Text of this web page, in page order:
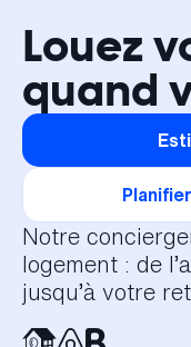
Louez
quand
Notre
logement : de
jusqu’à votre